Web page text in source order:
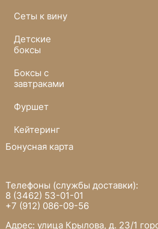
Сеты к вину
Детские
боксы
Боксы с
завтраками
Фуршет
Кейтеринг
Бонусная карта
Телефоны (службы доставки):
8 (3462) 53-01-01
+7 (912) 086-09-56
Адрес: улица Крылова, д. 23/1